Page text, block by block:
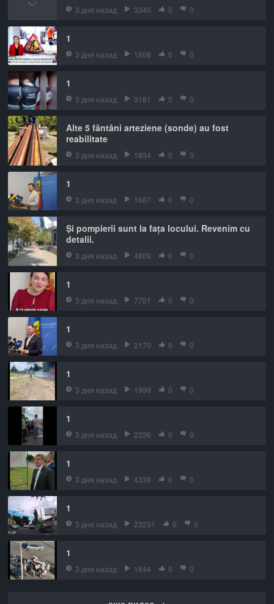
3 дня назад 3340 0 0
1
3 дня назад 1808 0 0
1
3 дня назад 3181 0 0
Alte 5 fântâni arteziene (sonde) au fost
reabilitate
3 дня назад 1834 0 0
1
3 дня назад 1667 0 0
Și pompierii sunt la fața locului. Revenim cu
detalii.
3 дня назад 4809 0 0
1
3 дня назад 7751 0 0
1
3 дня назад 2170 0 0
1
3 дня назад 1999 0 0
1
3 дня назад 2336 0 0
1
3 дня назад 4339 0 0
1
3 дня назад 23231 0 0
1
3 дня назад 1844 0 0